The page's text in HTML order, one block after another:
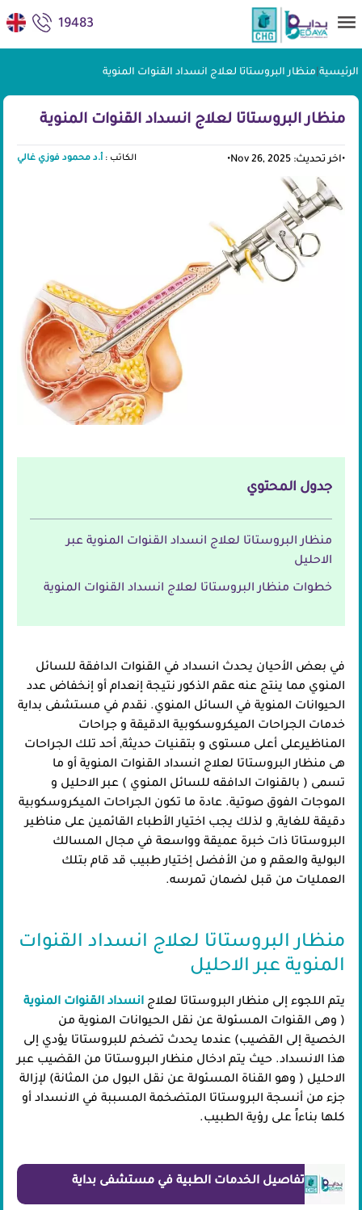
الرئيسية منظار البروستاتا لعلاج انسداد القنوات المنوية
منظار البروستاتا لعلاج انسداد القنوات المنوية
الكاتب : أ.د محمود فوزي غالي •اخر تحديث: Nov 26, 2025 •
جدول المحتوي
منظار البروستاتا لعلاج انسداد القنوات المنوية عبر
الاحليل
خطوات منظار البروستاتا لعلاج انسداد القنوات المنوية
في بعض الأحيان يحدث انسداد في القنوات الدافقة للسائل
المنوي مما ينتج عنه عقم الذكور نتيجة إنعدام أو إنخفاض عدد
الحيوانات المنوية في السائل المنوي. نقدم في مستشفى بداية
خدمات الجراحات الميكروسكوبية الدقيقة و جراحات
المناظيرعلى أعلى مستوى و بتقنيات حديثة, أحد تلك الجراحات
هى منظار البروستاتا لعلاج انسداد القنوات المنوية أو ما
تسمى ( بالقنوات الدافقه للسائل المنوي ) عبر الاحليل و
الموجات الفوق صوتية. عادة ما تكون الجراحات الميكروسكوبية
دقيقة للغاية, و لذلك يجب اختيار الأطباء القائمين على مناظير
البروستاتا ذات خبرة عميقة وواسعة في مجال المسالك
البولية والعقم و من الأفضل إختيار طبيب قد قام بتلك
العمليات من قبل لضمان تمرسه.
منظار البروستاتا لعلاج انسداد القنوات
المنوية عبر الاحليل
يتم اللجوء إلى منظار البروستاتا لعلاج انسداد القنوات المنوية
( وهى القنوات المسئولة عن نقل الحيوانات المنوية من
الخصية إلى القضيب) عندما يحدث تضخم للبروستاتا يؤدي إلى
هذا الانسداد. حيث يتم ادخال منظار البروستاتا من القضيب عبر
الاحليل ( وهو القناة المسئولة عن نقل البول من المثانة) لإزالة
جزء من أنسجة البروستاتا المتضخمة المسببة في الانسداد أو
كلها بناءاً على رؤية الطبيب.
تفاصيل الخدمات الطبية في مستشفى بداية
19483